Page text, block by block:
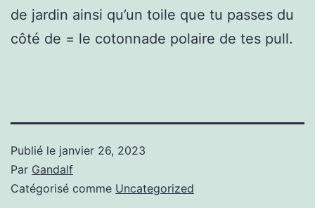
de jardin ainsi qu’un toile que tu passes du
côté de = le cotonnade polaire de tes pull.
Publié le janvier 26, 2023
Par Gandalf
Catégorisé comme Uncategorized